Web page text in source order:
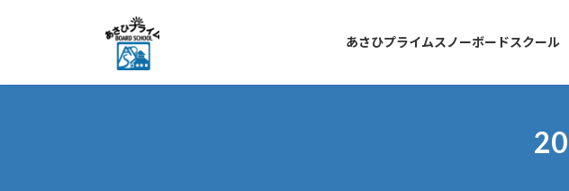
あさひプライムスノーボードスクール